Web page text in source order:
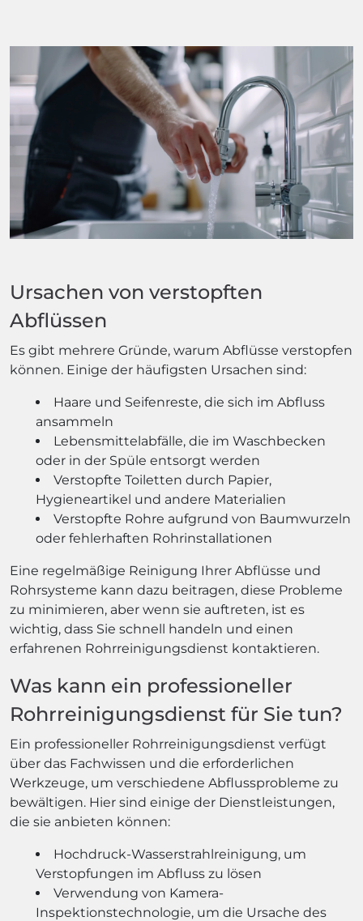
Ursachen von verstopften
Abflüssen
Es gibt mehrere Gründe, warum Abflüsse verstopfen
können. Einige der häufigsten Ursachen sind:
Haare und Seifenreste, die sich im Abfluss
ansammeln
Lebensmittelabfälle, die im Waschbecken
oder in der Spüle entsorgt werden
Verstopfte Toiletten durch Papier,
Hygieneartikel und andere Materialien
Verstopfte Rohre aufgrund von Baumwurzeln
oder fehlerhaften Rohrinstallationen
Eine regelmäßige Reinigung Ihrer Abflüsse und
Rohrsysteme kann dazu beitragen, diese Probleme
zu minimieren, aber wenn sie auftreten, ist es
wichtig, dass Sie schnell handeln und einen
erfahrenen Rohrreinigungsdienst kontaktieren.
Was kann ein professioneller
Rohrreinigungsdienst für Sie tun?
Ein professioneller Rohrreinigungsdienst verfügt
über das Fachwissen und die erforderlichen
Werkzeuge, um verschiedene Abflussprobleme zu
bewältigen. Hier sind einige der Dienstleistungen,
die sie anbieten können:
Hochdruck-Wasserstrahlreinigung, um
Verstopfungen im Abfluss zu lösen
Verwendung von Kamera-
Inspektionstechnologie, um die Ursache des